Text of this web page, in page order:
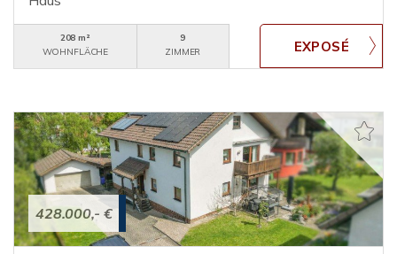
208 m²
WOHNFLÄCHE
9
ZIMMER
428.000,- €